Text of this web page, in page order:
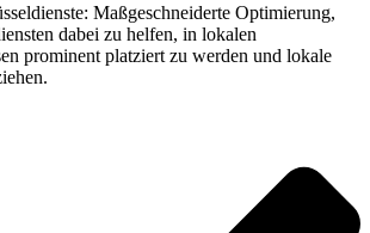
Maßgeschneiderte Optimierung,
dabei zu helfen, in lokalen
prominent platziert zu werden und lokale